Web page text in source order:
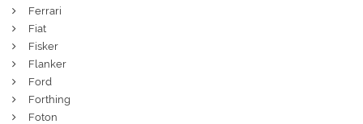
Ferrari
Fiat
Fisker
Flanker
Ford
Forthing
Foton